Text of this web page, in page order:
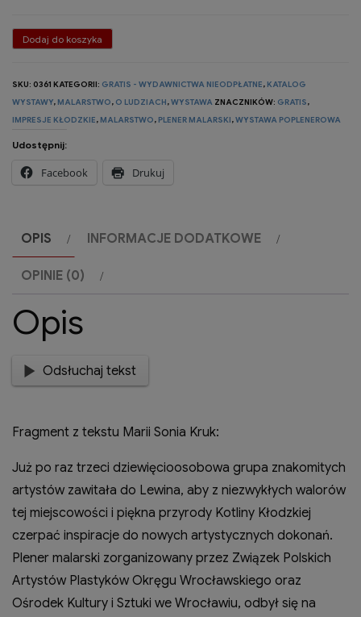
ilość
Plener
Malarski
Kłodzkie"
2024
Dodaj do koszyka
SKU: 0361 KATEGORII: GRATIS - WYDAWNICTWA NIEODPŁATNE, KATALOG
WYSTAWY, MALARSTWO, O LUDZIACH,WYSTAWA ZNACZNIKÓW: GRATIS,
IMPRESJE KŁODZKIE, MALARSTWO, PLENER MALARSKI,WYSTAWA POPLENEROWA
Udostępnij:
Facebook Drukuj
OPIS INFORMACJE DODATKOWE
OPINIE (0)
Opis
Odsłuchaj tekst
Fragment z tekstu Marii Sonia Kruk:
Już po raz trzeci dziewięcioosobowa grupa znakomitych
artystów zawitała do Lewina, aby z niezwykłych walorów
tej miejscowości i piękna przyrody Kotliny Kłodzkiej
czerpać inspiracje do nowych artystycznych dokonań.
Plener malarski zorganizowany przez Związek Polskich
Artystów Plastyków Okręgu Wrocławskiego oraz
Ośrodek Kultury i Sztuki we Wrocławiu, odbył się na